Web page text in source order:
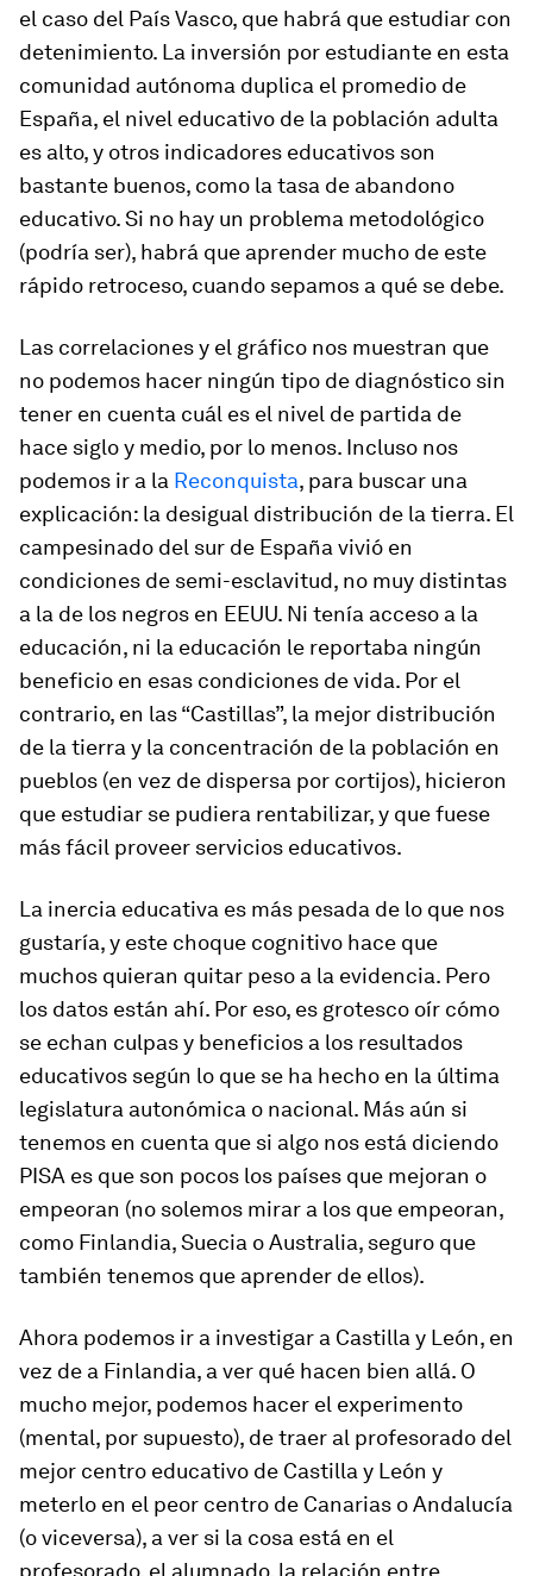
el caso del País Vasco, que habrá que estudiar con
detenimiento. La inversión por estudiante en esta
comunidad autónoma duplica el promedio de
España, el nivel educativo de la población adulta
es alto, y otros indicadores educativos son
bastante buenos, como la tasa de abandono
educativo. Si no hay un problema metodológico
(podría ser), habrá que aprender mucho de este
rápido retroceso, cuando sepamos a qué se debe.
Las correlaciones y el gráfico nos muestran que
no podemos hacer ningún tipo de diagnóstico sin
tener en cuenta cuál es el nivel de partida de
hace siglo y medio, por lo menos. Incluso nos
podemos ir a la Reconquista, para buscar una
explicación: la desigual distribución de la tierra. El
campesinado del sur de España vivió en
condiciones de semi-esclavitud, no muy distintas
a la de los negros en EEUU. Ni tenía acceso a la
educación, ni la educación le reportaba ningún
beneficio en esas condiciones de vida. Por el
contrario, en las “Castillas”, la mejor distribución
de la tierra y la concentración de la población en
pueblos (en vez de dispersa por cortijos), hicieron
que estudiar se pudiera rentabilizar, y que fuese
más fácil proveer servicios educativos.
La inercia educativa es más pesada de lo que nos
gustaría, y este choque cognitivo hace que
muchos quieran quitar peso a la evidencia. Pero
los datos están ahí. Por eso, es grotesco oír cómo
se echan culpas y beneficios a los resultados
educativos según lo que se ha hecho en la última
legislatura autonómica o nacional. Más aún si
tenemos en cuenta que si algo nos está diciendo
PISA es que son pocos los países que mejoran o
empeoran (no solemos mirar a los que empeoran,
como Finlandia, Suecia o Australia, seguro que
también tenemos que aprender de ellos).
Ahora podemos ir a investigar a Castilla y León, en
vez de a Finlandia, a ver qué hacen bien allá. O
mucho mejor, podemos hacer el experimento
(mental, por supuesto), de traer al profesorado del
mejor centro educativo de Castilla y León y
meterlo en el peor centro de Canarias o Andalucía
(o viceversa), a ver si la cosa está en el
profesorado, el alumnado, la relación entre